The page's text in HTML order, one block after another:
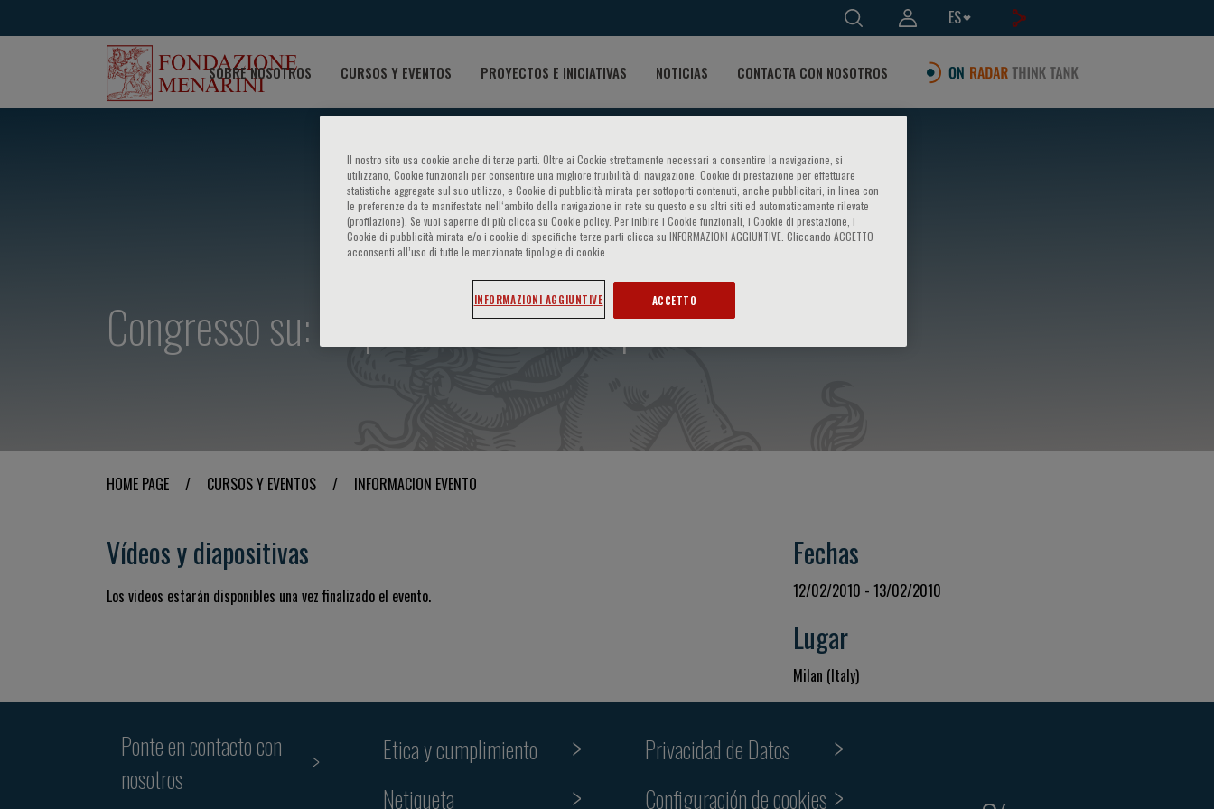
ES
SOBRE NOSOTROS CURSOS Y EVENTOS PROYECTOS E INICIATIVAS NOTICIAS CONTACTA CON NOSOTROS
Congresso su: - Up date sulla retinopatia diabetica
HOME PAGE / CURSOS Y EVENTOS / INFORMACION EVENTO
Vídeos y diapositivas
Los videos estarán disponibles una vez finalizado el evento.
Fechas
12/02/2010 - 13/02/2010
Lugar
Milan (Italy)
Ponte en contacto con
nosotros
Etica y cumplimiento
Netiqueta
Privacidad de Datos
Configuración de cookies
Il nostro sito usa cookie anche di terze parti. Oltre ai Cookie strettamente necessari a consentire la navigazione, si
utilizzano, Cookie funzionali per consentire una migliore fruibilità di navigazione, Cookie di prestazione per effettuare
statistiche aggregate sul suo utilizzo, e Cookie di pubblicità mirata per sottoporti contenuti, anche pubblicitari, in linea con
le preferenze da te manifestate nell‘ambito della navigazione in rete su questo e su altri siti ed automaticamente rilevate
(profilazione). Se vuoi saperne di più clicca su Cookie policy. Per inibire i Cookie funzionali, i Cookie di prestazione, i
Cookie di pubblicità mirata e/o i cookie di specifiche terze parti clicca su INFORMAZIONI AGGIUNTIVE. Cliccando ACCETTO
acconsenti all’uso di tutte le menzionate tipologie di cookie.
INFORMAZIONI AGGIUNTIVE ACCETTO